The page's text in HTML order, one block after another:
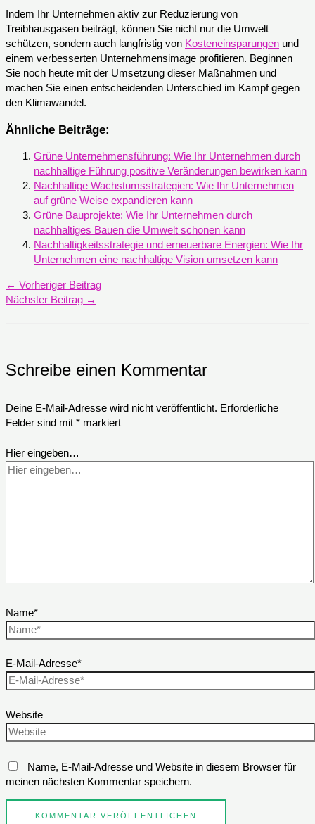
Indem Ihr Unternehmen aktiv zur Reduzierung von
Treibhausgasen beiträgt, können Sie nicht nur die Umwelt
schützen, sondern auch langfristig von Kosteneinsparungen und
einem verbesserten Unternehmensimage profitieren. Beginnen
Sie noch heute mit der Umsetzung dieser Maßnahmen und
machen Sie einen entscheidenden Unterschied im Kampf gegen
den Klimawandel.
Ähnliche Beiträge:
Grüne Unternehmensführung: Wie Ihr Unternehmen durch
nachhaltige Führung positive Veränderungen bewirken kann
Nachhaltige Wachstumsstrategien: Wie Ihr Unternehmen
auf grüne Weise expandieren kann
Grüne Bauprojekte: Wie Ihr Unternehmen durch
nachhaltiges Bauen die Umwelt schonen kann
Nachhaltigkeitsstrategie und erneuerbare Energien: Wie Ihr
Unternehmen eine nachhaltige Vision umsetzen kann
← Vorheriger Beitrag
Nächster Beitrag →
Schreibe einen Kommentar
Deine E-Mail-Adresse wird nicht veröffentlicht. Erforderliche
Felder sind mit * markiert
Hier eingeben…
Name*
E-Mail-Adresse*
Website
Name, E-Mail-Adresse und Website in diesem Browser für
meinen nächsten Kommentar speichern.